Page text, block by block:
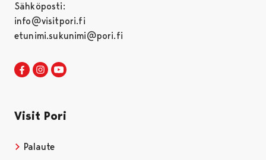
Sähköposti:
info@visitpori.fi
etunimi.sukunimi@pori.fi
Visit Pori Facebookissa
Avautuu uudessa välilehdessä
Visit Pori Instagrammissa
Avautuu uudessa välilehdessä
Visit Pori
Palaute